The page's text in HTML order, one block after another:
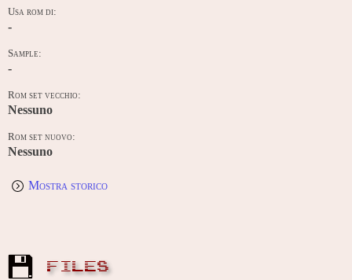
Usa rom di:
-
Sample:
-
Rom set vecchio:
Nessuno
Rom set nuovo:
Nessuno
Mostra storico
FILES